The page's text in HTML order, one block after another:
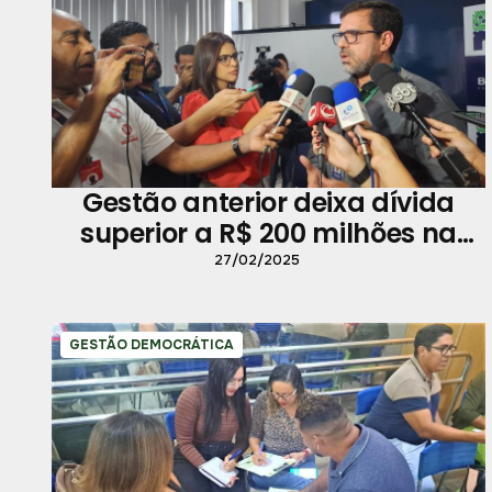
Gestão anterior deixa dívida
superior a R$ 200 milhões na
saúde
27/02/2025
GESTÃO DEMOCRÁTICA